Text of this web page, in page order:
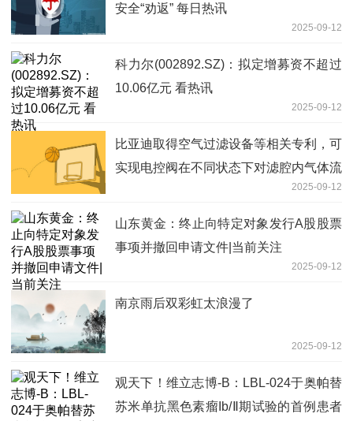
安全“劝返” 每日热讯
2025-09-12
科力尔(002892.SZ)：拟定增募资不超过
10.06亿元 看热讯
2025-09-12
比亚迪取得空气过滤设备等相关专利，可
实现电控阀在不同状态下对滤腔内气体流
2025-09-12
山东黄金：终止向特定对象发行A股股票
事项并撤回申请文件|当前关注
2025-09-12
南京雨后双彩虹太浪漫了
2025-09-12
观天下！维立志博-B：LBL-024于奥帕替
苏米单抗黑色素瘤Ib/Ⅱ期试验的首例患者